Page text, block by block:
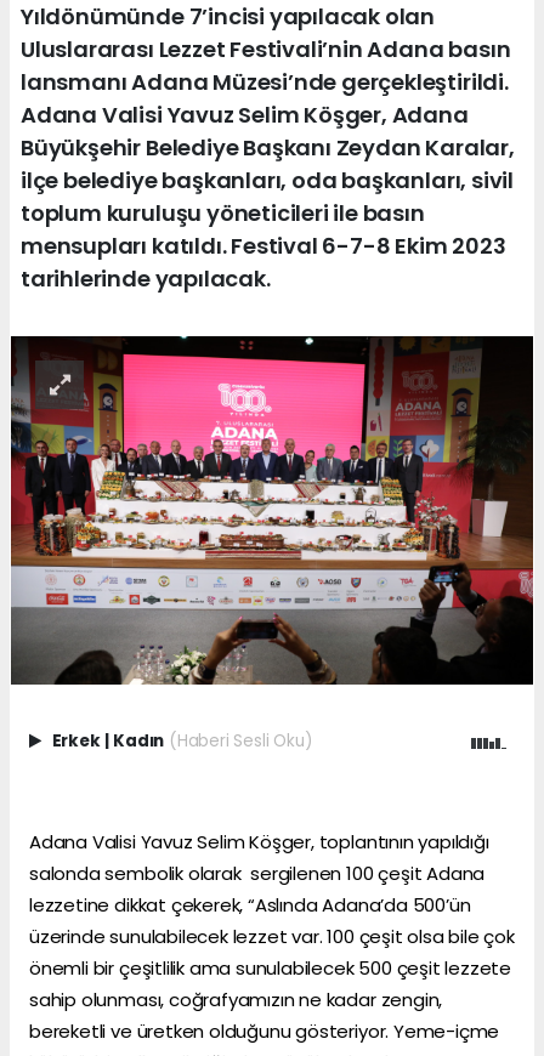
Yıldönümünde 7’incisi yapılacak olan
Uluslararası Lezzet Festivali’nin Adana basın
lansmanı Adana Müzesi’nde gerçekleştirildi.
Adana Valisi Yavuz Selim Köşger, Adana
Büyükşehir Belediye Başkanı Zeydan Karalar,
ilçe belediye başkanları, oda başkanları, sivil
toplum kuruluşu yöneticileri ile basın
mensupları katıldı. Festival 6-7-8 Ekim 2023
tarihlerinde yapılacak.
Erkek | Kadın (Haberi Sesli Oku)
Adana Valisi Yavuz Selim Köşger, toplantının yapıldığı
salonda sembolik olarak sergilenen 100 çeşit Adana
lezzetine dikkat çekerek, “Aslında Adana’da 500’ün
üzerinde sunulabilecek lezzet var. 100 çeşit olsa bile çok
önemli bir çeşitlilik ama sunulabilecek 500 çeşit lezzete
sahip olunması, coğrafyamızın ne kadar zengin,
bereketli ve üretken olduğunu gösteriyor. Yeme-içme